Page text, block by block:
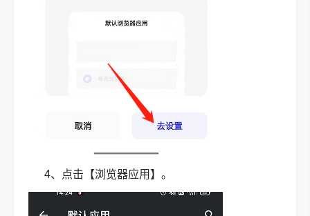
4、点击【浏览器应用】。